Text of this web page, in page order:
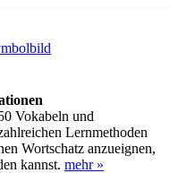
Vokabeln und
Lernmethoden
Wortschatz anzueignen,
kannst. mehr »